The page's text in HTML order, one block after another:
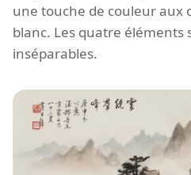
une touche de couleur aux
blanc. Les quatre éléments
inséparables.